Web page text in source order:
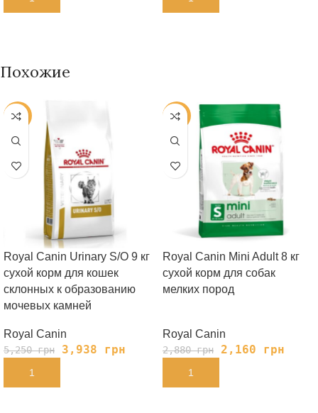
Похожие
-25%
Royal Canin Urinary S/O 9 кг
сухой корм для кошек
склонных к образованию
мочевых камней
Royal Canin
5,250грн 3,938 грн
В КОРЗИНУ
-25%
Royal Canin Mini Adult 8 кг
сухой корм для собак
мелких пород
Royal Canin
2,880грн 2,160 грн
В КОРЗИНУ